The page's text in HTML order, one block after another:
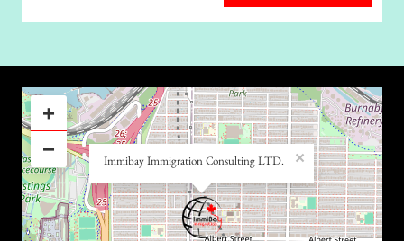
Immibay Immigration Consulting LTD. ×
+
−